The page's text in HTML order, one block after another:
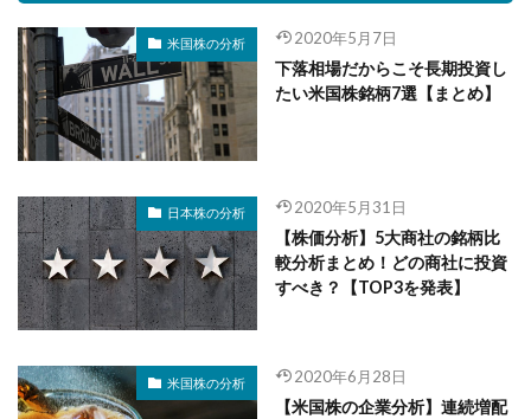
米国株の分析 2020年5月7日
下落相場だからこそ長期投資し
たい米国株銘柄7選【まとめ】
日本株の分析 2020年5月31日
【株価分析】5大商社の銘柄比
較分析まとめ！どの商社に投資
すべき？【TOP3を発表】
米国株の分析 2020年6月28日
【米国株の企業分析】連続増配